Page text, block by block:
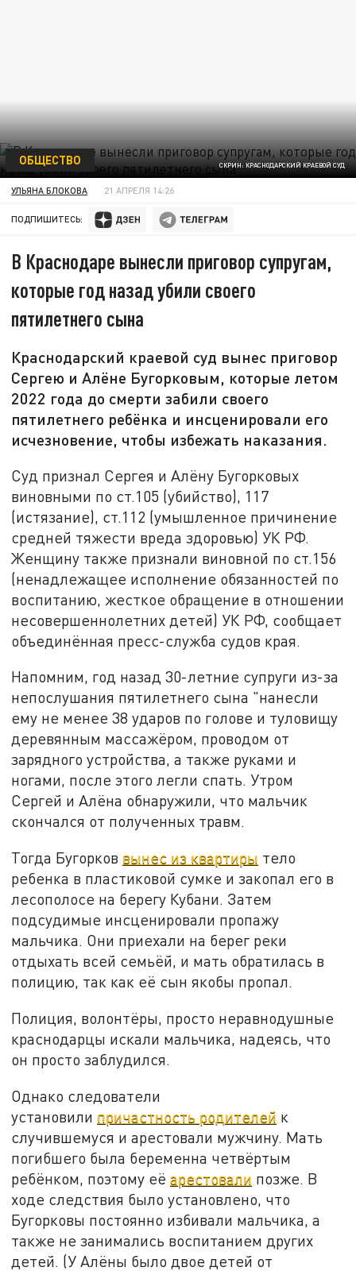
СКРИН: КРАСНОДАРСКИЙ КРАЕВОЙ СУД
ОБЩЕСТВО
УЛЬЯНА БЛОКОВА 21 АПРЕЛЯ 14:26
ПОДПИШИТЕСЬ:
В Краснодаре вынесли приговор супругам,
которые год назад убили своего
пятилетнего сына
Краснодарский краевой суд вынес приговор
Сергею и Алёне Бугорковым, которые летом
2022 года до смерти забили своего
пятилетнего ребёнка и инсценировали его
исчезновение, чтобы избежать наказания.
Суд признал Сергея и Алёну Бугорковых
виновными по ст.105 (убийство), 117
(истязание), ст.112 (умышленное причинение
средней тяжести вреда здоровью) УК РФ.
Женщину также признали виновной по ст.156
(ненадлежащее исполнение обязанностей по
воспитанию, жесткое обращение в отношении
несовершеннолетних детей) УК РФ, сообщает
объединённая пресс-служба судов края.
Напомним, год назад 30-летние супруги из-за
непослушания пятилетнего сына "нанесли
ему не менее 38 ударов по голове и туловищу
деревянным массажёром, проводом от
зарядного устройства, а также руками и
ногами, после этого легли спать. Утром
Сергей и Алёна обнаружили, что мальчик
скончался от полученных травм.
Тогда Бугорков вынес из квартиры тело
ребенка в пластиковой сумке и закопал его в
лесополосе на берегу Кубани. Затем
подсудимые инсценировали пропажу
мальчика. Они приехали на берег реки
отдыхать всей семьёй, и мать обратилась в
полицию, так как её сын якобы пропал.
Полиция, волонтёры, просто неравнодушные
краснодарцы искали мальчика, надеясь, что
он просто заблудился.
Однако следователи
установили причастность родителей к
случившемуся и арестовали мужчину. Мать
погибшего была беременна четвёртым
ребёнком, поэтому еёарестовали позже. В
ходе следствия было установлено, что
Бугорковы постоянно избивали мальчика, а
также не занимались воспитанием других
детей. (У Алёны было двое детей от